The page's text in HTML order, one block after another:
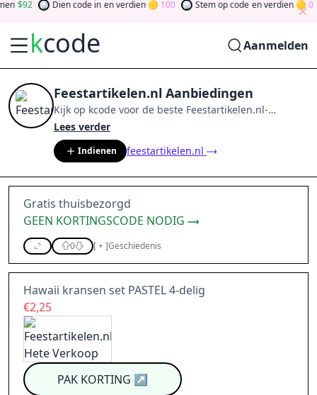
92 Dien code in en verdien 100 Stem op code en verdien 0
kcode Aanmelden
Feestartikelen.nl Aanbiedingen
Kijk op kcode voor de beste Feestartikelen.nl-
aanbiedingen van
community en verdien tokens door bij te dragen via
stemmen, testen, delen en meer. Drehen Sie den
Glücksklee und gewinnen Sie Geld
Lees verder
Indienen feestartikelen.nl
Gratis thuisbezorgd
GEEN KORTINGSCODE NODIG
0 [+]Geschiedenis
Hawaii kransen set PASTEL 4-delig
€2,25
PAK KORTING ↗